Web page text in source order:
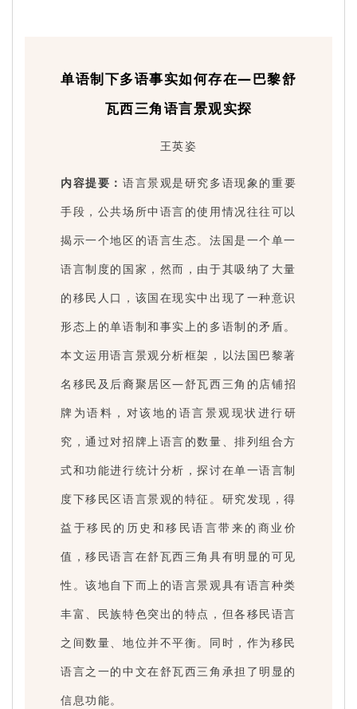
单语制下多语事实如何存在—巴黎舒
瓦西三角语言景观实探
王英姿
内容提要： 语言景观是研究多语现象的重要
手段，公共场所中语言的使用情况往往可以
揭示一个地区的语言生态。法国是一个单一
语言制度的国家，然而，由于其吸纳了大量
的移民人口，该国在现实中出现了一种意识
形态上的单语制和事实上的多语制的矛盾。
本文运用语言景观分析框架，以法国巴黎著
名移民及后裔聚居区—舒瓦西三角的店铺招
牌为语料，对该地的语言景观现状进行研
究，通过对招牌上语言的数量、排列组合方
式和功能进行统计分析，探讨在单一语言制
度下移民区语言景观的特征。研究发现，得
益于移民的历史和移民语言带来的商业价
值，移民语言在舒瓦西三角具有明显的可见
性。该地自下而上的语言景观具有语言种类
丰富、民族特色突出的特点，但各移民语言
之间数量、地位并不平衡。同时，作为移民
语言之一的中文在舒瓦西三角承担了明显的
信息功能。